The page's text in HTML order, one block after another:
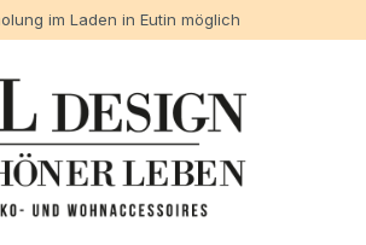
im Laden in Eutin möglich